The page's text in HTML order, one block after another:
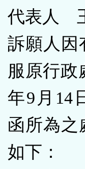
代表人
訴願人因
服原行政
年9月14
函所為之
如下：